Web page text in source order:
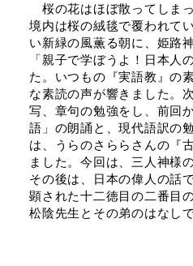
桜の花はほぼ散ってしま
境内は桜の絨毯で覆われて
い新緑の風薫る朝に、姫路
「親子で学ぼうよ！日本人
た。いつもの『実語教』の
な素読の声が響きました。
写、章句の勉強をし、前回
語」の朗誦と、現代語訳の
は、うらのさららさんの『
ました。今回は、三人神様
その後は、日本の偉人の話
顕された十二徳目の二番目
松陰先生とその弟のはなしで